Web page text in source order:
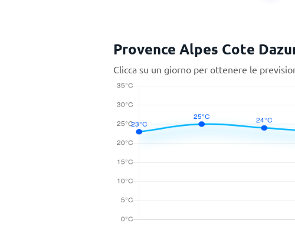
Provence Alpes Cote
Clicca su un giorno per ottenere le